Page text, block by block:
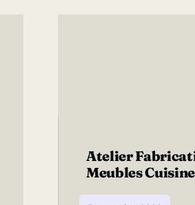
Atelier
Meubles